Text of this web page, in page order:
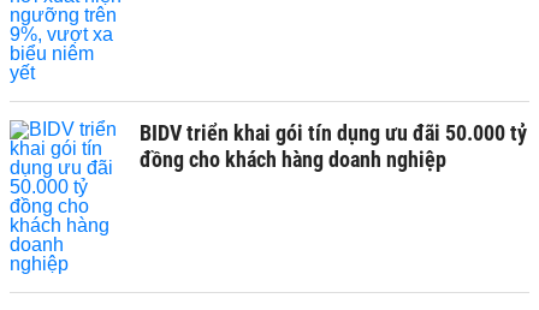
BIDV triển khai gói tín dụng ưu đãi 50.000 tỷ
đồng cho khách hàng doanh nghiệp